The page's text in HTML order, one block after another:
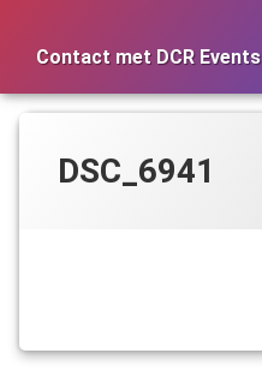
Contact met DCR Events
DSC_6941